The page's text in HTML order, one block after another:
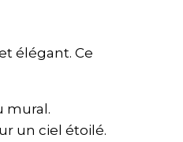
élégant. Ce
mural.
un ciel étoilé.